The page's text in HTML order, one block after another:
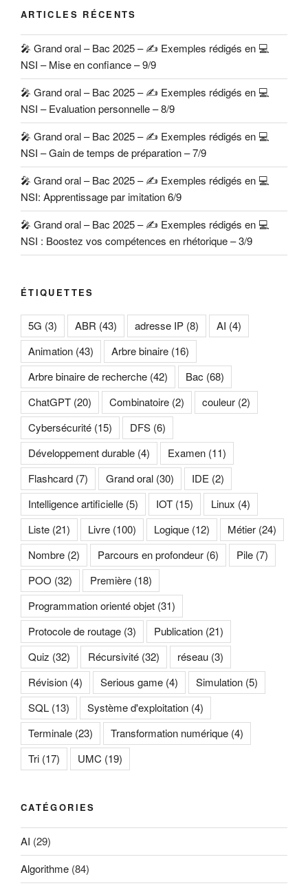
ARTICLES RÉCENTS
🎤 Grand oral – Bac 2025 – ✍️ Exemples rédigés en 💻
NSI – Mise en confiance – 9/9
🎤 Grand oral – Bac 2025 – ✍️ Exemples rédigés en 💻
NSI – Evaluation personnelle – 8/9
🎤 Grand oral – Bac 2025 – ✍️ Exemples rédigés en 💻
NSI – Gain de temps de préparation – 7/9
🎤 Grand oral – Bac 2025 – ✍️ Exemples rédigés en 💻
NSI: Apprentissage par imitation 6/9
🎤 Grand oral – Bac 2025 – ✍️ Exemples rédigés en 💻
NSI : Boostez vos compétences en rhétorique – 3/9
ÉTIQUETTES
5G (3) ABR (43) adresse IP (8) AI (4)
Animation (43) Arbre binaire (16)
Arbre binaire de recherche (42) Bac (68)
ChatGPT (20) Combinatoire (2) couleur (2)
Cybersécurité (15) DFS (6)
Développement durable (4) Examen (11)
Flashcard (7) Grand oral (30) IDE (2)
Intelligence artificielle (5) IOT (15) Linux (4)
Liste (21) Livre (100) Logique (12) Métier (24)
Nombre (2) Parcours en profondeur (6) Pile (7)
POO (32) Première (18)
Programmation orienté objet (31)
Protocole de routage (3) Publication (21)
Quiz (32) Récursivité (32) réseau (3)
Révision (4) Serious game (4) Simulation (5)
SQL (13) Système d'exploitation (4)
Terminale (23) Transformation numérique (4)
Tri (17) UMC (19)
CATÉGORIES
AI (29)
Algorithme (84)